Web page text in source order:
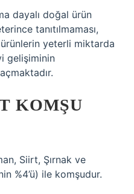
dayalı doğal ürün
tanıtılmaması,
yeterli miktarda
gelişiminin
KOMŞU
Siirt, Şırnak ve
%4’ü) ile komşudur.